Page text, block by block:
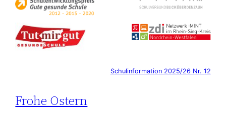
Schulinformation 2025/26 Nr. 12
Frohe Ostern